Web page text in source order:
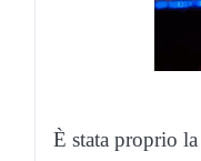
È stata proprio